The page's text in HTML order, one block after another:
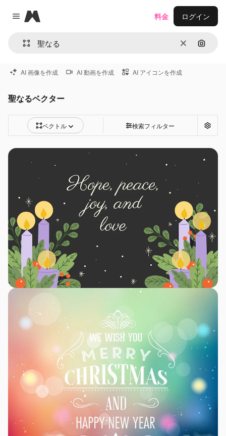
Close menu
Magnific
消去 画像で
料金 ログイン
AI 画像を作成 AI 動画を作成 AI アイコンを作成
聖なるベクター
ベクトル 検索フィルター